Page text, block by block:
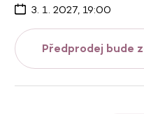
3. 1. 2027, 19:00
Předprodej bude